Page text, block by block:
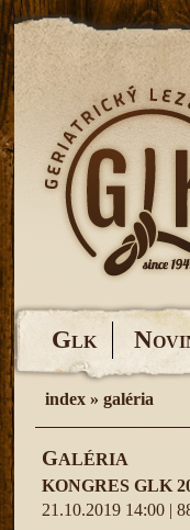
GLK N
index » galéria
GALÉRIA
KONGRES GLK
21.10.2019 14:00 |